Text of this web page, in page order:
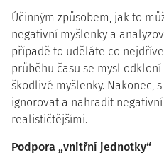
Účinným způsobem, jak to
negativní myšlenky a
případě to uděláte co
průběhu času se mysl
škodlivé myšlenky. Nakonec,
ignorovat a nahradit
realističtějšími.
Podpora „vnitřní jednotky“